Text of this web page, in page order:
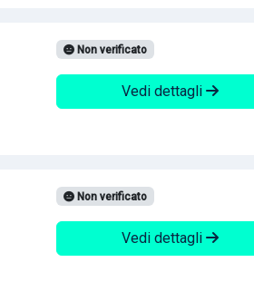
Non verificato
Vedi dettagli
Non verificato
Vedi dettagli